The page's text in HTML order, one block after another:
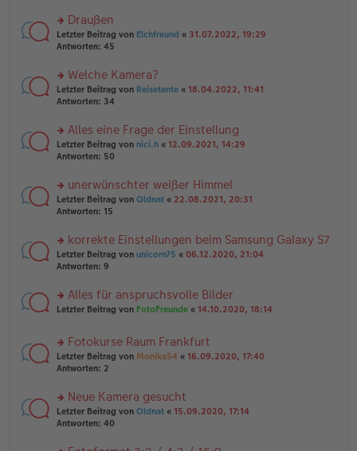
B
ei
tr
g
n
g
el
e
n
er
tr
a
g
rs
te
n
g
el
e
n
er
tr
a
g
Draußen
Letzter Beitrag von Elchfreund « 31.07.2022, 19:29
Antworten: 45
rs
te
n
g
el
e
n
er
tr
a
g
Welche Kamera?
Letzter Beitrag von Reisetante « 18.04.2022, 11:41
Antworten: 34
rs
te
n
g
el
e
n
er
tr
a
Alles eine Frage der Einstellung
Letzter Beitrag von nici.h « 12.09.2021, 14:29
Antworten: 50
rs
te
n
g
el
e
n
ei
tr
a
unerwünschter weißer Himmel
Letzter Beitrag von Oldnat « 22.08.2021, 20:31
Antworten: 15
rs
te
n
g
es
e
n
er
ei
tr
a
korrekte Einstellungen beim Samsung Galaxy S7
Letzter Beitrag von unicorn75 « 06.12.2020, 21:04
Antworten: 9
rs
u
n
g
es
e
n
er
Alles für anspruchsvolle Bilder
Letzter Beitrag von FotoFreunde « 14.10.2020, 18:14
rs
te
n
g
el
Fotokurse Raum Frankfurt
Letzter Beitrag von Monika54 « 16.09.2020, 17:40
Antworten: 2
rs
te
Neue Kamera gesucht
Letzter Beitrag von Oldnat « 15.09.2020, 17:14
Antworten: 40